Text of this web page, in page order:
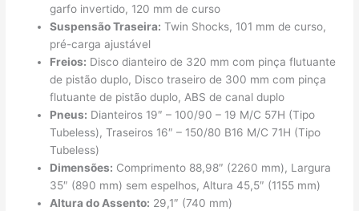
garfo invertido, 120 mm de curso
Suspensão Traseira: Twin Shocks, 101 mm de curso,
pré-carga ajustável
Freios: Disco dianteiro de 320 mm com pinça flutuante
de pistão duplo, Disco traseiro de 300 mm com pinça
flutuante de pistão duplo, ABS de canal duplo
Pneus: Dianteiros 19″ – 100/90 – 19 M/C 57H (Tipo
Tubeless), Traseiros 16″ – 150/80 B16 M/C 71H (Tipo
Tubeless)
Dimensões: Comprimento 88,98″ (2260 mm), Largura
35″ (890 mm) sem espelhos, Altura 45,5″ (1155 mm)
Altura do Assento: 29,1″ (740 mm)